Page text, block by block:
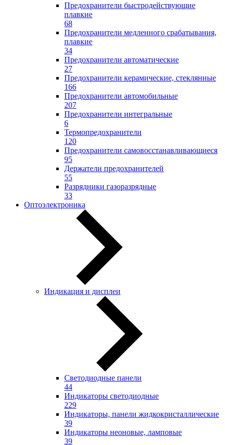
Предохранители быстродействующие
плавкие
68
Предохранители медленного срабатывания,
плавкие
34
Предохранители автоматические
27
Предохранители керамические, стеклянные
166
Предохранители автомобильные
207
Предохранители интегральные
6
Термопредохранители
120
Предохранители самовосстанавливающиеся
95
Держатели предохранителей
55
Разрядники газоразрядные
33
Оптоэлектроника
Индикация и дисплеи
Светодиодные панели
44
Индикаторы светодиодные
229
Индикаторы, панели жидкокристаллические
39
Индикаторы неоновые, ламповые
39